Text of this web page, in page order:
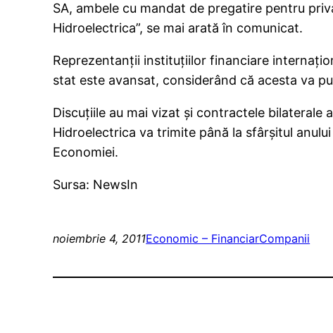
SA, ambele cu mandat de pregatire pentru
Hidroelectrica”, se mai arată în comunicat.
Reprezentanţii instituţiilor financiare
stat este avansat, considerând că acesta va
Discuţiile au mai vizat şi contractele bilaterale
Hidroelectrica va trimite până la sfârşitul
Economiei.
Sursa: NewsIn
noiembrie 4, 2011Economic – FinanciarCompanii